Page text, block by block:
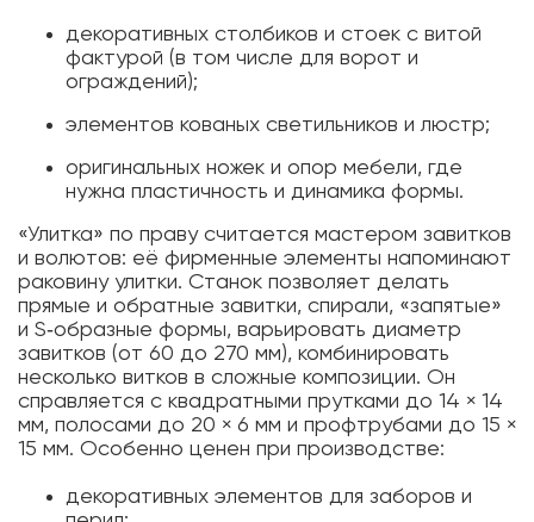
декоративных столбиков и стоек с витой
фактурой (в том числе для ворот и
ограждений);
элементов кованых светильников и люстр;
оригинальных ножек и опор мебели, где
нужна пластичность и динамика формы.
«Улитка» по праву считается мастером завитков
и волютов: её фирменные элементы напоминают
раковину улитки. Станок позволяет делать
прямые и обратные завитки, спирали, «запятые»
и S‑образные формы, варьировать диаметр
завитков (от 60 до 270 мм), комбинировать
несколько витков в сложные композиции. Он
справляется с квадратными прутками до 14 × 14
мм, полосами до 20 × 6 мм и профтрубами до 15 ×
15 мм. Особенно ценен при производстве:
декоративных элементов для заборов и